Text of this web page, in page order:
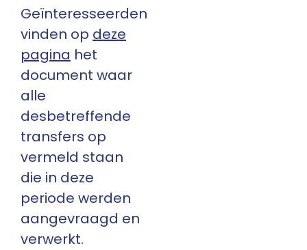
Geïnteresseerden
vinden op deze
pagina het
document waar
alle
desbetreffende
transfers op
vermeld staan
die in deze
periode werden
aangevraagd en
verwerkt.